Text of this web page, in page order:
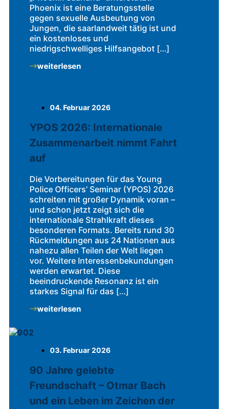
Phoenix ist eine Beratungsstelle
gegen sexuelle Ausbeutung von
Jungen, die saarlandweit tätig ist und
ein kostenloses und
niedrigschwelliges Hilfsangebot […]
weiterlesen
04. Februar 2026
YPOS 2026: Internationale
Zusammenarbeit nimmt Fahrt
auf
Die Vorbereitungen für das Young
Police Officers’ Seminar (YPOS) 2026
schreiten mit großer Dynamik voran –
und schon jetzt zeigt sich die
internationale Strahlkraft dieses
besonderen Formats. Bereits rund 30
Rückmeldungen aus 24 Nationen aus
nahezu allen Teilen der Welt liegen
vor. Weitere Interessenbekundungen
werden erwartet. Diese
beeindruckende Resonanz ist ein
starkes Signal für das […]
weiterlesen
03. Februar 2026
90 Jahre gelebte
Freundschaft – Otmar Bach
und ein Leben im Zeichen der